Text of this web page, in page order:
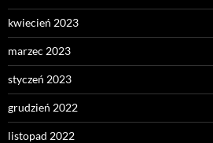
kwiecień 2023
marzec 2023
styczeń 2023
grudzień 2022
listopad 2022